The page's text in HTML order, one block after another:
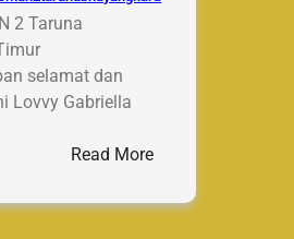
2 Taruna
selamat dan
Lovvy Gabriella
Read More:
dan